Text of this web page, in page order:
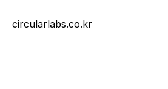
circularlabs.co.kr